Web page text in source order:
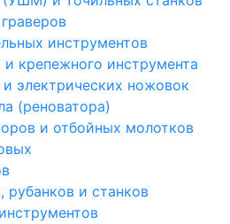
инструментов
крепежного инструмента
электрических ножовок
(реноватора)
и отбойных молотков
рубанков и станков